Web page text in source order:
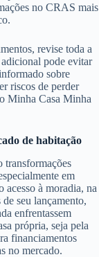
no CRAS mais
revise toda a
pode evitar
sobre
riscos de perder
Minha Casa Minha
de habitação
transformações
em
acesso à moradia, na
seu lançamento,
enfrentassem
própria, seja pela
financiamentos
no mercado.